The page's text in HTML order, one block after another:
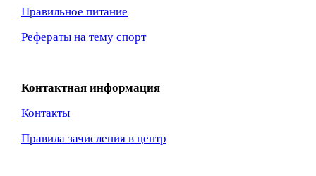
Правильное питание
Рефераты на тему спорт
Контактная информация
Контакты
Правила зачисления в центр